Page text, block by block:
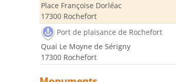
Place Françoise Dorléac
17300 Rochefort
Port de plaisance de Rochefort
Quai Le Moyne de Sérigny
17300 Rochefort